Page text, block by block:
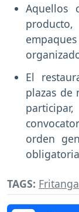
Aquellos
El
plazas de
orden
TAGS: